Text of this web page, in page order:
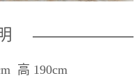
高 190cm